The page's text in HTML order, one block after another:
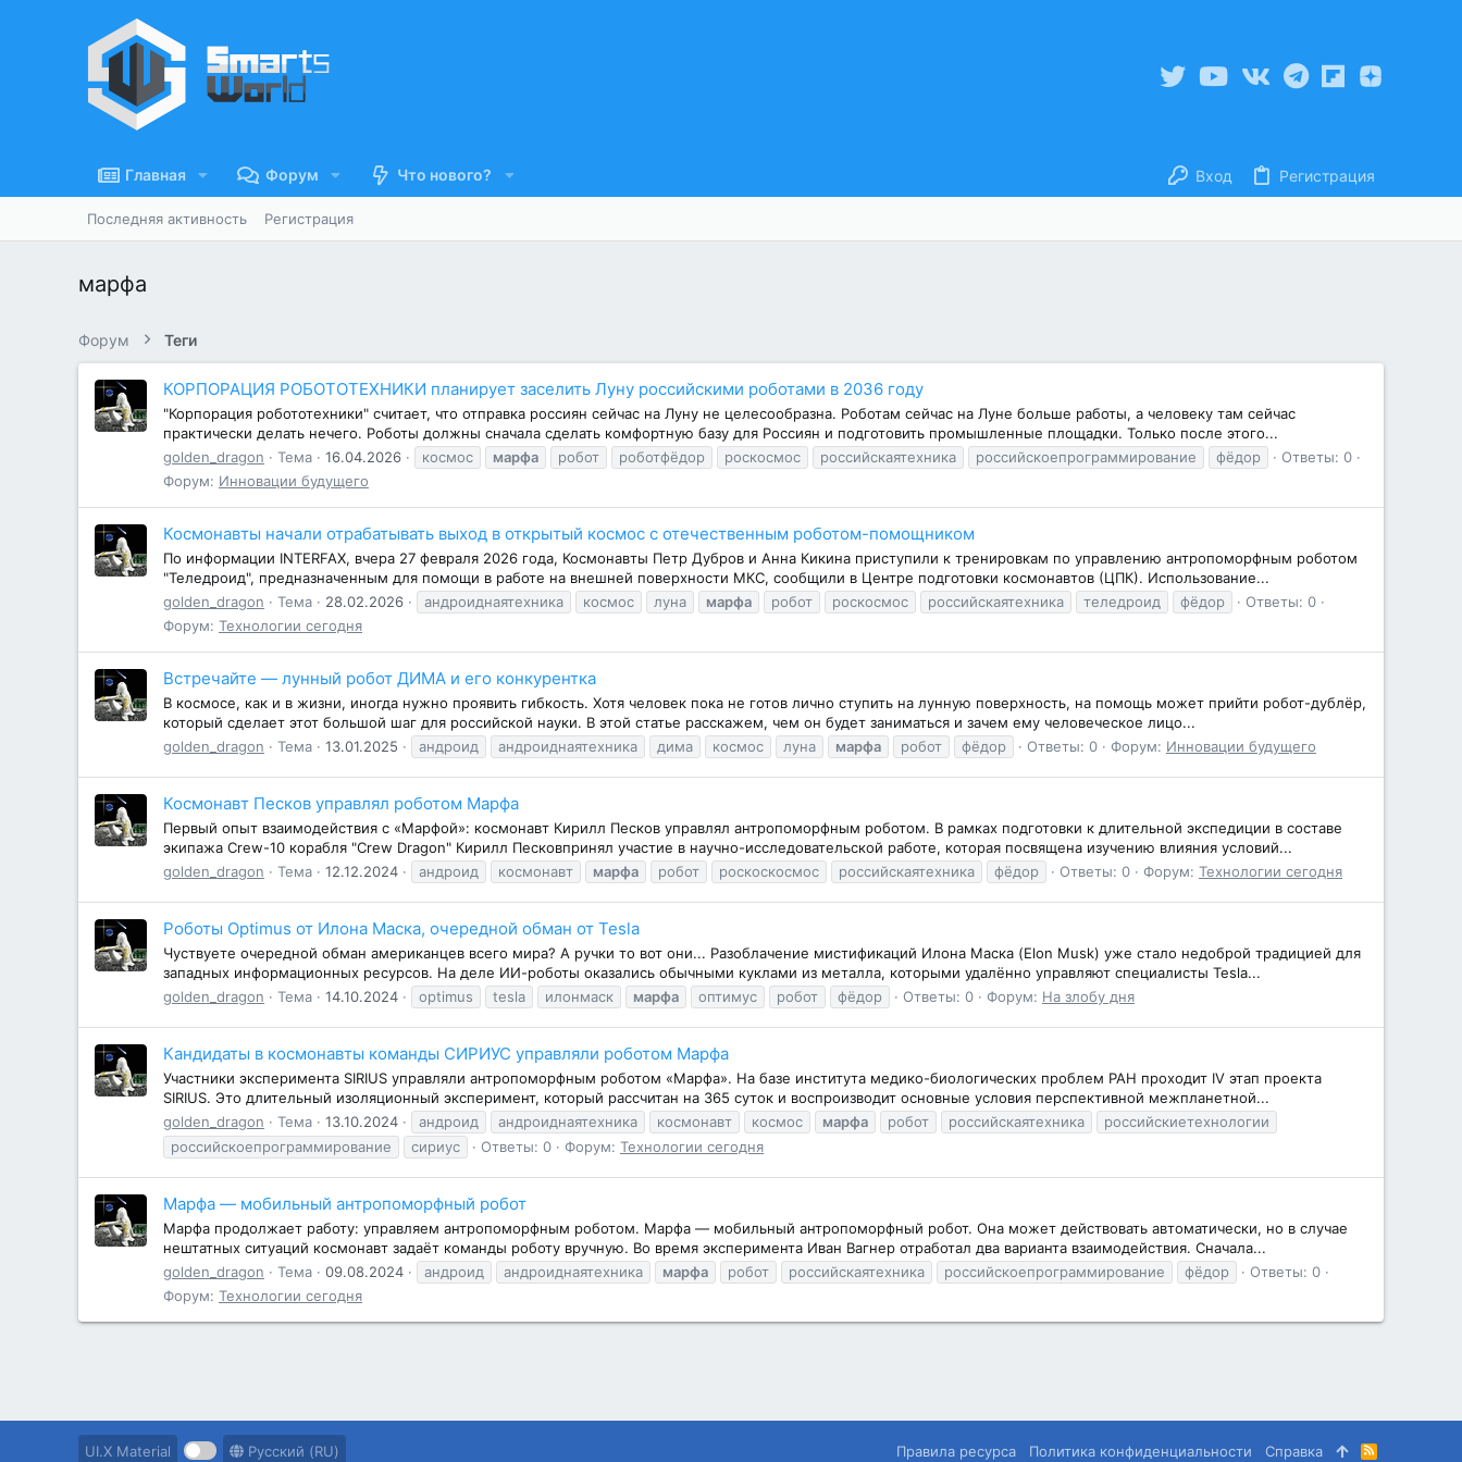
Главная Форум Что нового? Вход Регистрация
Последняя активность Регистрация
марфа
Форум Теги
КОРПОРАЦИЯ РОБОТОТЕХНИКИ планирует заселить Луну российскими роботами в 2036 году
"Корпорация робототехники" считает, что отправка россиян сейчас на Луну не целесообразна. Роботам сейчас на Луне больше работы, а человеку там сейчас
практически делать нечего. Роботы должны сначала сделать комфортную базу для Россиян и подготовить промышленные площадки. Только после этого...
golden_dragon
Тема 16.04.2026 космос марфа робот роботфёдор роскосмос российскаятехника российскоепрограммирование фёдор
Ответы: 0
Форум: Инновации будущего
Космонавты начали отрабатывать выход в открытый космос с отечественным роботом-помощником
По информации INTERFAX, вчера 27 февраля 2026 года, Космонавты Петр Дубров и Анна Кикина приступили к тренировкам по управлению антропоморфным роботом
"Теледроид", предназначенным для помощи в работе на внешней поверхности МКС, сообщили в Центре подготовки космонавтов (ЦПК). Использование...
golden_dragon
Тема 28.02.2026 андроиднаятехника космос луна марфа робот роскосмос российскаятехника теледроид фёдор
Ответы: 0
Форум: Технологии сегодня
Встречайте — лунный робот ДИМА и его конкурентка
В космосе, как и в жизни, иногда нужно проявить гибкость. Хотя человек пока не готов лично ступить на лунную поверхность, на помощь может прийти робот-дублёр,
который сделает этот большой шаг для российской науки. В этой статье расскажем, чем он будет заниматься и зачем ему человеческое лицо...
golden_dragon
Тема 13.01.2025 андроид андроиднаятехника дима космос луна марфа робот фёдор Ответы: 0 Форум: Инновации будущего
Космонавт Песков управлял роботом Марфа
Первый опыт взаимодействия с «Марфой»: космонавт Кирилл Песков управлял антропоморфным роботом. В рамках подготовки к длительной экспедиции в составе
экипажа Crew-10 корабля "Crew Dragon" Кирилл Песковпринял участие в научно-исследовательской работе, которая посвящена изучению влияния условий...
golden_dragon
Тема 12.12.2024 андроид космонавт марфа робот роскоскосмос российскаятехника фёдор Ответы: 0 Форум: Технологии сегодня
Роботы Optimus от Илона Маска, очередной обман от Tesla
Чуствуете очередной обман американцев всего мира? А ручки то вот они... Разоблачение мистификаций Илона Маска (Elon Musk) уже стало недоброй традицией для
западных информационных ресурсов. На деле ИИ-роботы оказались обычными куклами из металла, которыми удалённо управляют специалисты Tesla...
golden_dragon
Тема 14.10.2024 optimus tesla илонмаск марфа оптимус робот фёдор Ответы: 0 Форум: На злобу дня
Кандидаты в космонавты команды СИРИУС управляли роботом Марфа
Участники эксперимента SIRIUS управляли антропоморфным роботом «Марфа». На базе института медико-биологических проблем РАН проходит IV этап проекта
SIRIUS. Это длительный изоляционный эксперимент, который рассчитан на 365 суток и воспроизводит основные условия перспективной межпланетной...
golden_dragon
Тема 13.10.2024 андроид андроиднаятехника космонавт космос марфа робот российскаятехника
российскиетехнологии
российскоепрограммирование
сириус Ответы: 0 Форум: Технологии сегодня
Марфа — мобильный антропоморфный робот
Марфа продолжает работу: управляем антропоморфным роботом. Марфа — мобильный антропоморфный робот. Она может действовать автоматически, но в случае
нештатных ситуаций космонавт задаёт команды роботу вручную. Во время эксперимента Иван Вагнер отработал два варианта взаимодействия. Сначала...
golden_dragon
Тема 09.08.2024 андроид андроиднаятехника марфа робот российскаятехника российскоепрограммирование фёдор
Ответы: 0
Форум: Технологии сегодня
UI.X Material Русский (RU) Правила ресурса Политика конфиденциальности Справка
R